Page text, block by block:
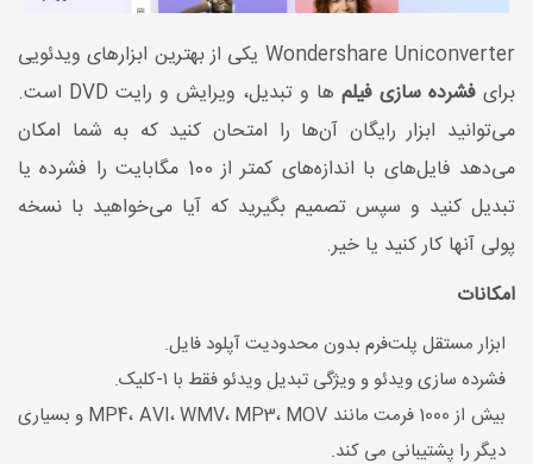
Wondershare Uniconverter یکی از بهترین ابزارهای ویدئویی
برای فشرده سازی فیلم ها و تبدیل، ویرایش و رایت DVD است.
می‌توانید ابزار رایگان آن‌ها را امتحان کنید که به شما امکان
می‌دهد فایل‌های با اندازه‌های کمتر از 100 مگابایت را فشرده یا
تبدیل کنید و سپس تصمیم بگیرید که آیا می‌خواهید با نسخه
پولی آنها کار کنید یا خیر.
امکانات
ابزار مستقل پلتفرم بدون محدودیت آپلود فایل.
فشرده سازی ویدئو و ویژگی تبدیل ویدئو فقط با ۱-کلیک.
بیش از 1000 فرمت مانند
MP4، AVI،WMV، MP3، MOV
و بسیاری
دیگر را پشتیبانی می کند.